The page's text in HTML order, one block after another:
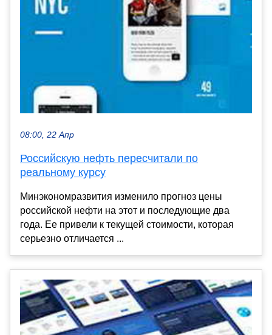
08:00, 22 Апр
Российскую нефть пересчитали по
реальному курсу
Минэкономразвития изменило прогноз цены
российской нефти на этот и последующие два
года. Ее привели к текущей стоимости, которая
серьезно отличается ...